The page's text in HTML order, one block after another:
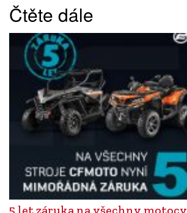
Čtěte dále
5 let záruka na všechny